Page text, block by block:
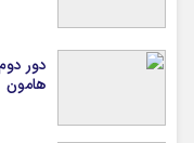
دور
هامون